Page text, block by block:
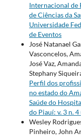
Internacional de
de Ciências da
Universidade
de Eventos
José Natanael
Vasconcelos,
José Vaz,
Stephany
Perfil dos
no estado do
Saúde do
do Piauí: v. 3 n.
Wesley
Pinheiro, John